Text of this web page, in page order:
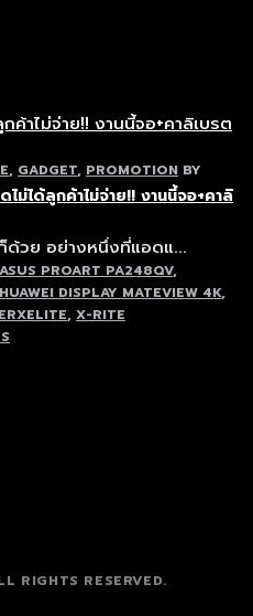
, GADGET, PROMOTION BY
ม่ได้ลูกค้าไม่จ่าย!! งานนี้จอ+คาลิ
วย อย่างหนึ่งที่แอดแ...
ASUS PROART PA248QV,
HUAWEI DISPLAY MATEVIEW 4K,
, X-RITE
RIGHTS RESERVED.